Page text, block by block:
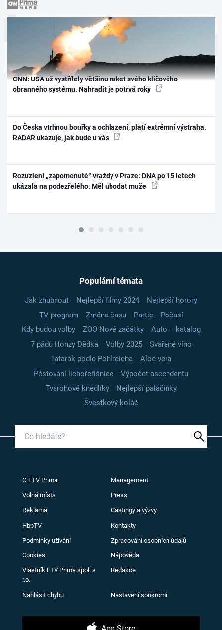
CNN: USA už vystřílely většinu raket svého klíčového
obranného systému. Nahradit je potrvá roky
Do Česka vtrhnou bouřky a ochlazení, platí extrémní výstraha.
RADAR ukazuje, jak bude u vás
Rozuzlení „zapomenuté“ vraždy v Praze: DNA po 15 letech
ukázala na podezřelého. Měl ubodat muže
Populární témata
Jak zhubnout Nejlepší filmy 2024
Nejlepší horory
TV program
Změna času Partie
Počasí
Kdy budou volby
ZOO Nové začátky
Auto – katalog
7 pádů Honzy Dědka
Volby 2025
Svařené víno
Tatarák podle Pohlreicha
Aloe vera
Pěstování lichořeřišnice
Výpočet ascendentu
Tvarohové knedlíky
Nejlepší palačinky
Švestkový koláč
O FTV Prima Management
Volná místa Press
Reklama Castingy a výzvy
HbbTV Kontakty
Podmínky užívání Zpracování osobních údajů
Cookies Nápověda
Vlastník FTV Prima spol. s
r.o.
Redakce
Nahlásit chybu Nastavení soukromí